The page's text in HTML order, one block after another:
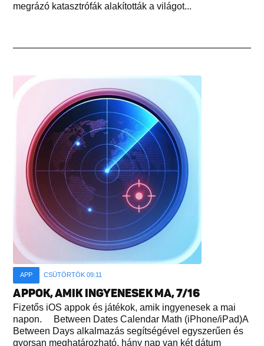
megrázó katasztrófák alakították a világot...
APP CSÜTÖRTÖK 09:11
APPOK, AMIK INGYENESEK MA, 7/16
Fizetős iOS appok és játékok, amik ingyenesek a mai
napon. Between Dates Calendar Math (iPhone/iPad)A
Between Days alkalmazás segítségével egyszerűen és
gyorsan meghatározható, hány nap van két dátum